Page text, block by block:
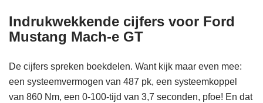
Indrukwekkende cijfers voor Ford
Mustang Mach-e GT
De cijfers spreken boekdelen. Want kijk maar even mee:
een systeemvermogen van 487 pk, een systeemkoppel
van 860 Nm, een 0-100-tijd van 3,7 seconden, pfoe! En dat